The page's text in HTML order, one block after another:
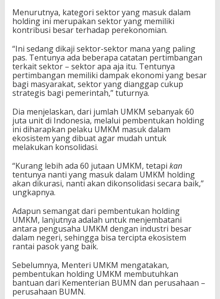
Menurutnya, kategori sektor yang masuk dalam
holding ini merupakan sektor yang memiliki
kontribusi besar terhadap perekonomian.
“Ini sedang dikaji sektor-sektor mana yang paling
pas. Tentunya ada beberapa catatan pertimbangan
terkait sektor – sektor apa aja itu. Tentunya
pertimbangan memiliki dampak ekonomi yang besar
bagi masyarakat, sektor yang dianggap cukup
strategis bagi pemerintah,” tuturnya.
Dia menjelaskan, dari jumlah UMKM sebanyak 60
juta unit di Indonesia, melalui pembentukan holding
ini diharapkan pelaku UMKM masuk dalam
ekosistem yang dibuat agar mudah untuk
melakukan konsolidasi.
“Kurang lebih ada 60 jutaan UMKM, tetapi kan
tentunya nanti yang masuk dalam UMKM holding
akan dikurasi, nanti akan dikonsolidasi secara baik,”
ungkapnya.
Adapun semangat dari pembentukan holding
UMKM, lanjutnya adalah untuk menjembatani
antara pengusaha UMKM dengan industri besar
dalam negeri, sehingga bisa tercipta ekosistem
rantai pasok yang baik.
Sebelumnya, Menteri UMKM mengatakan,
pembentukan holding UMKM membutuhkan
bantuan dari Kementerian BUMN dan perusahaan –
perusahaan BUMN.